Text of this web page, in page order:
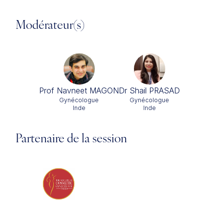
Modérateur(s)
Prof Navneet MAGON
Gynécologue
Inde
Dr Shail PRASAD
Gynécologue
Inde
Partenaire de la session